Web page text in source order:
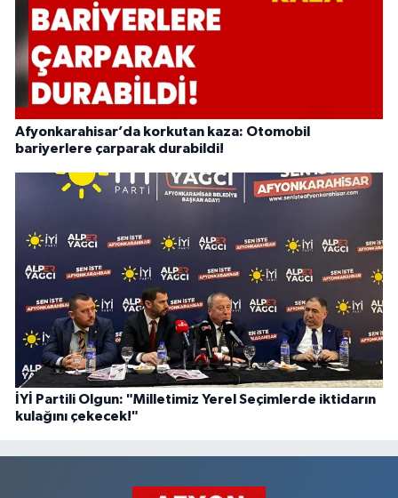
Afyonkarahisar’da korkutan kaza: Otomobil
bariyerlere çarparak durabildi!
İYİ Partili Olgun: "Milletimiz Yerel Seçimlerde iktidarın
kulağını çekecek!"